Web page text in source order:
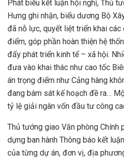
Phát biểu kết luận hội nghị, Thủ
Hưng ghi nhận, biểu dương Bộ
đã nỗ lực, quyết liệt triển khai
điểm, góp phần hoàn thiện hệ
đẩy phát triển kinh tế – xã hội.
đưa vào khai thác như cao tốc
án trọng điểm như Cảng hàng
đang bám sát kế hoạch đề ra…
tỷ lệ giải ngân vốn đầu tư công
Thủ tướng giao Văn phòng Chính
dựng ban hành Thông báo kết
của từng dự án, đơn vị, địa